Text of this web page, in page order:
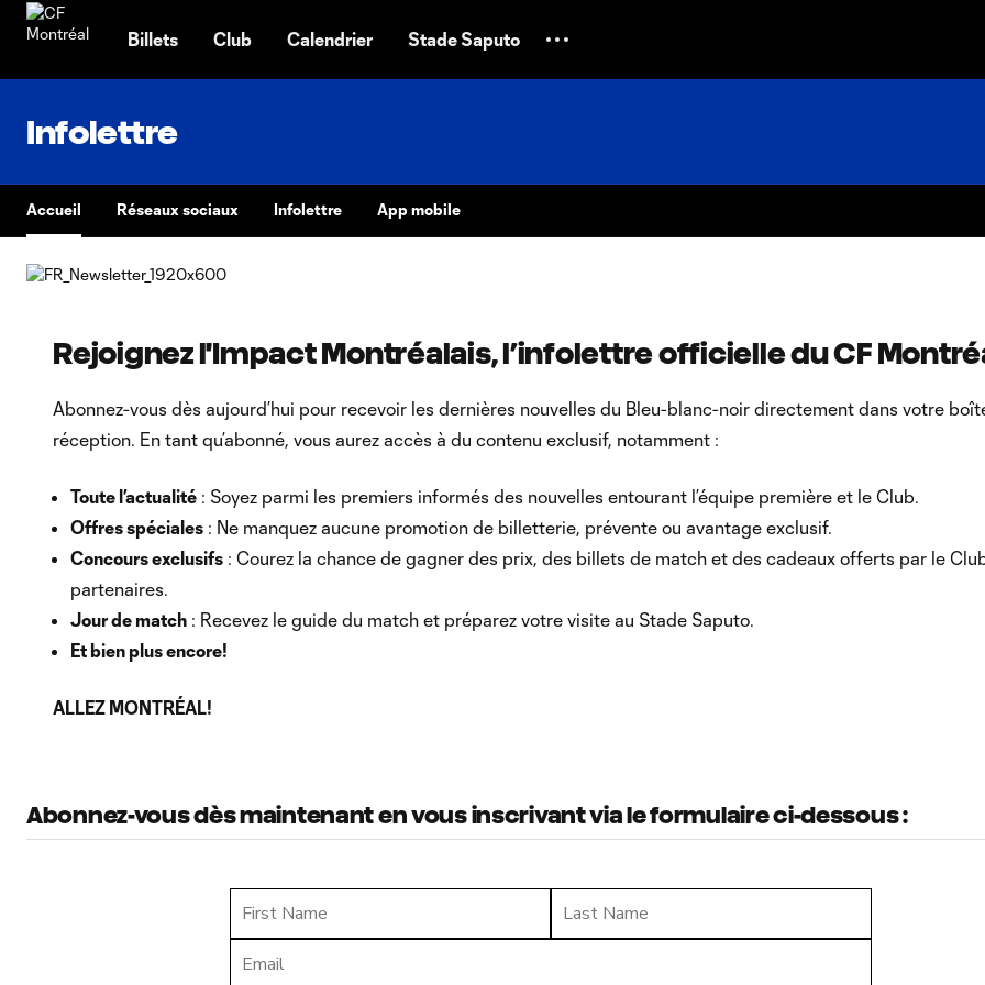
Billets Club Calendrier Stade Saputo
Infolettre
Accueil Réseaux sociaux Infolettre App mobile
Rejoignez l'Impact Montréalais, l’infolettre officielle du CF
Abonnez-vous dès aujourd’hui pour recevoir les dernières nouvelles du Bleu-blanc-noir directement dans votre
réception. En tant qu’abonné, vous aurez accès à du contenu exclusif, notamment :
Toute l’actualité : Soyez parmi les premiers informés des nouvelles entourant l’équipe première et le Club.
Offres spéciales : Ne manquez aucune promotion de billetterie, prévente ou avantage exclusif.
Concours exclusifs : Courez la chance de gagner des prix, des billets de match et des cadeaux offerts par le
partenaires.
Jour de match : Recevez le guide du match et préparez votre visite au Stade Saputo.
Et bien plus encore!
ALLEZ MONTRÉAL!
Abonnez-vous dès maintenant en vous inscrivant via le formulaire ci-dessous :